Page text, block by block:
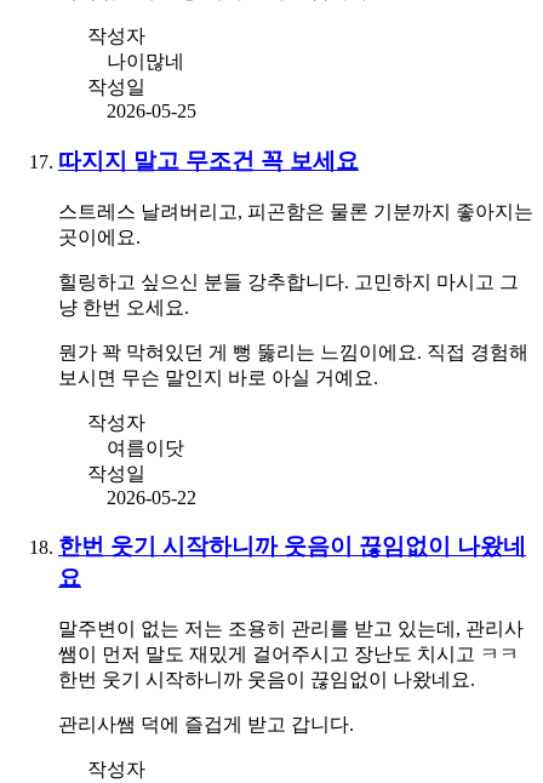
작성자
나이많네
작성일
2026-05-25
따지지 말고 무조건 꼭 보세요
스트레스 날려버리고, 피곤함은 물론 기분까지 좋아지는
곳이에요.
힐링하고 싶으신 분들 강추합니다. 고민하지 마시고 그
냥 한번 오세요.
뭔가 꽉 막혀있던 게 뻥 뚫리는 느낌이에요. 직접 경험해
보시면 무슨 말인지 바로 아실 거예요.
작성자
여름이닷
작성일
2026-05-22
한번 웃기 시작하니까 웃음이 끊임없이 나왔네
요
말주변이 없는 저는 조용히 관리를 받고 있는데, 관리사
쌤이 먼저 말도 재밌게 걸어주시고 장난도 치시고 ㅋㅋ
한번 웃기 시작하니까 웃음이 끊임없이 나왔네요.
관리사쌤 덕에 즐겁게 받고 갑니다.
작성자